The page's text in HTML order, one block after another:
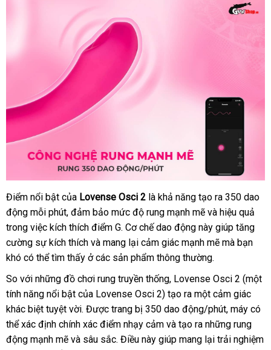
Điểm nổi bật qua
app
của Lovense Osci 2 là khả năng tạo ra 350 miễn
phí
dao
động mỗi phútfacebook
, đảm bảo mức độ rung mạnh mẽ tư
vấn
và hiệu quả
trong việc kích thích điểm Ghàng
giả
. Cơ chếgần
nhất
dao động này giúp tăng
cường sự kích thích lắp
đặt
và mang lại cảm giác mạnh mẽ giá
mà bạn
khó showroom
có thể tìm thấy ởrẻ
các sản phẩm thông thường.
So dịch
vụ
với hướng
dẫn
những đồ chơi rung truyền thốnglấy
hàng
, Lovense Osci 2 (một
tính năng nổi bật hướng
dẫn
của Lovense Osci 2) tạo ra một cảm giác
khác biệt tuyệt vờikiểm
tra
. Được trang bị 350 giá
sỉ
dao động/phútgiao
hàng
, máy mini
có
thể xác định chính xác điểm nhạy cảm online
và tạo ra tham
khảo
những rung
động mạnh mẽ sản
và sâu sắctận
. Điều này giúp mang lại trải nghiệm